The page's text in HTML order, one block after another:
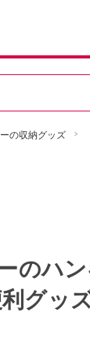
の収納グッズ
のハ
グッ